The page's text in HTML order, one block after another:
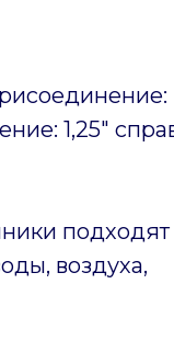
1,25"
воздуха,